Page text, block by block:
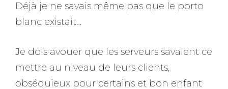
Déjà je ne savais même pas que le porto
blanc existait…
Je dois avouer que les serveurs savaient ce
mettre au niveau de leurs clients,
obséquieux pour certains et bon enfant